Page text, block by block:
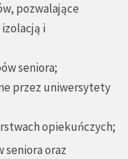
pozwalające
i
seniora;
przez uniwersytety
opiekuńczych;
seniora oraz